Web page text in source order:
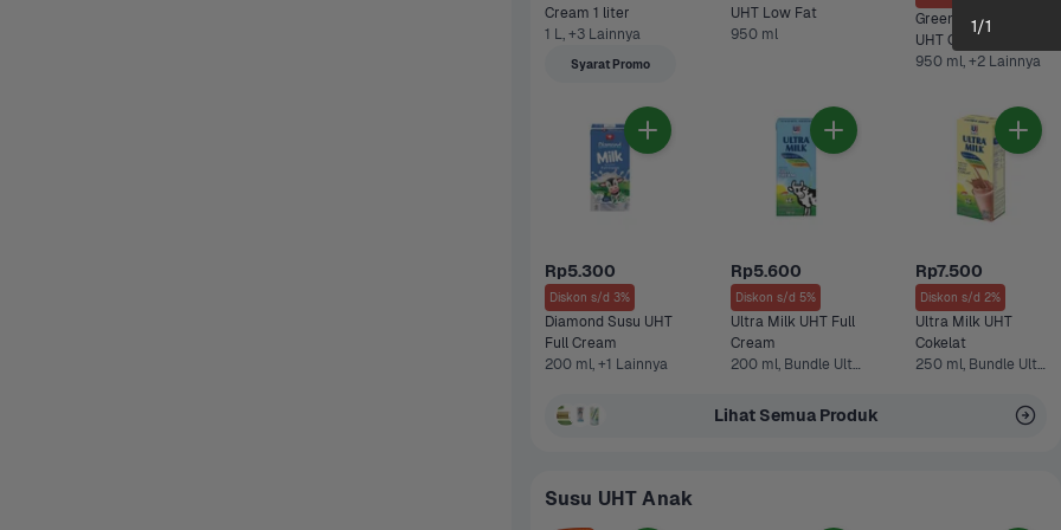
Cream 1 liter
1 L, +3 Lainnya
Syarat Promo
UHT Low Fat
950 ml
Greenfields Susu
950 ml, +2 Lainnya
Rp5.300
Diskon s/d 3%
Diamond Susu UHT
200 ml, +1 Lainnya
Rp5.600
Diskon s/d 5%
Ultra Milk UHT Full
Cream
200 ml, Bundle Ultra Milk UHT Full Cream 5 pcs x 200 ml
Rp7.500
Diskon s/d 2%
Ultra Milk UHT
Cokelat
250 ml, Bundle Ultra Milk UHT Cokelat 250 ml 3 pcs +1 Lainnya
Lihat Semua Produk
Susu UHT Anak
1/1